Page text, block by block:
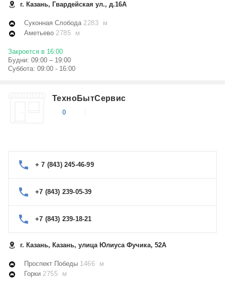
г. Казань, Гвардейская ул., д.16А
Суконная Слобода2283 м
Аметьево 2785 м
Закроется в 16:00
Будни: 09:00 – 19:00
Суббота: 09:00 - 16:00
ТехноБытСервис
0
+ 7 (843) 245-46-99
+7 (843) 239-05-39
+7 (843) 239-18-21
г. Казань, Казань, улица Юлиуса Фучика, 52А
Проспект Победы 1466 м
Горки 2755 м